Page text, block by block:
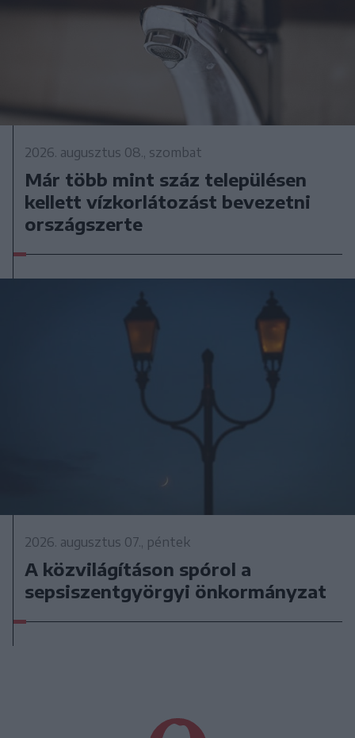
2026. augusztus 08., szombat
Már több mint száz településen
kellett vízkorlátozást bevezetni
országszerte
2026. augusztus 07., péntek
A közvilágításon spórol a
sepsiszentgyörgyi önkormányzat